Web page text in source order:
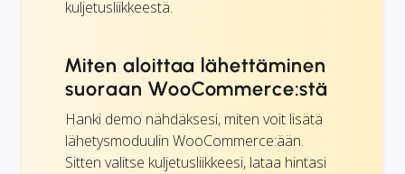
kuljetusliikkeestä.
Miten aloittaa lähettäminen
suoraan WooCommerce:stä
Hanki demo nähdäksesi, miten voit lisätä
lähetysmoduulin WooCommerce:ään.
Sitten valitse kuljetusliikkeesi, lataa hintasi